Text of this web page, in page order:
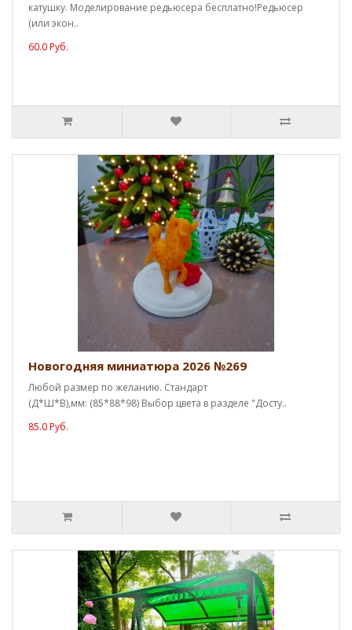
катушку. Моделирование редьюсера бесплатно!Редьюсер
(или экон..
60.0 Руб.
Новогодняя миниатюра 2026 №269
Любой размер по желанию. Стандарт
(Д*Ш*В),мм: (85*88*98) Выбор цвета в разделе "Досту..
85.0 Руб.